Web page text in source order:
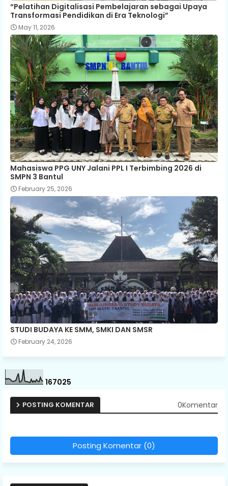
“Pelatihan Digitalisasi Pembelajaran sebagai Upaya
Transformasi Pendidikan di Era Teknologi”
May 11, 2026
Mahasiswa PPG UNY Jalani PPL I Terbimbing 2026 di
SMPN 3 Bantul
February 25, 2026
STUDI BUDAYA KE SMM, SMKI DAN SMSR
February 24, 2026
167025
POSTING KOMENTAR 0Komentar
Posting Komentar (0)